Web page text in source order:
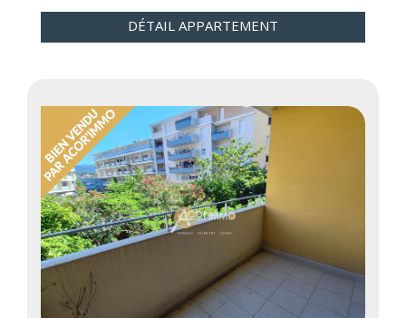
DÉTAIL APPARTEMENT